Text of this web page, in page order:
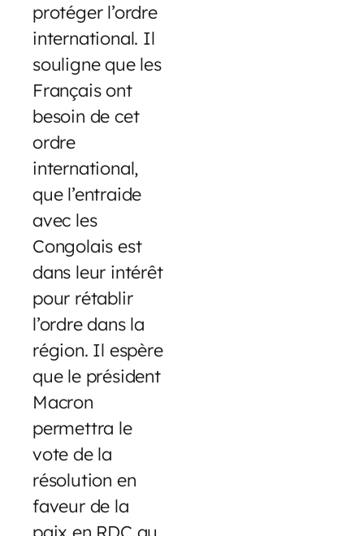
protéger l’ordre
international. Il
souligne que les
Français ont
besoin de cet
ordre
international,
que l’entraide
avec les
Congolais est
dans leur intérêt
pour rétablir
l’ordre dans la
région. Il espère
que le président
Macron
permettra le
vote de la
résolution en
faveur de la